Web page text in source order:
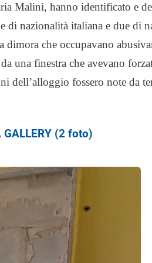
Malini, hanno identificato e
nazionalità italiana e due di
che occupavano
una finestra che avevano
dell’alloggio fossero note da
GALLERY (2 foto)